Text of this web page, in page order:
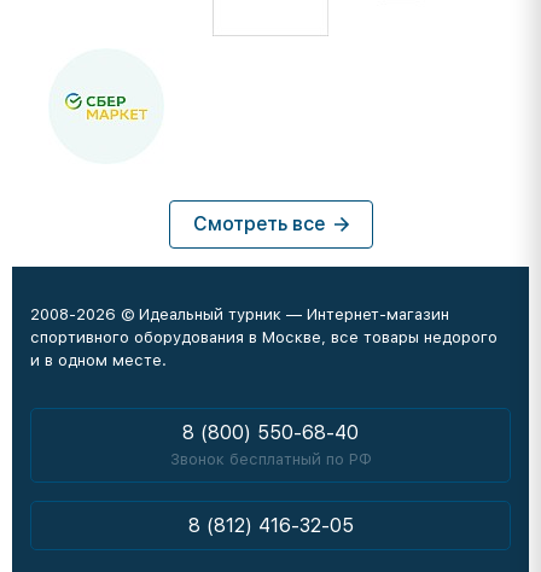
Смотреть все
2008-2026 © Идеальный турник — Интернет-магазин
спортивного оборудования в Москве, все товары недорого
и в одном месте.
8 (800) 550-68-40
Звонок бесплатный по РФ
8 (812) 416-32-05